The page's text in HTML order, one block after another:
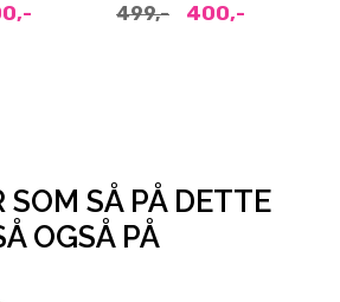
499,- 400,-
SOM SÅ PÅ DETTE
OGSÅ PÅ